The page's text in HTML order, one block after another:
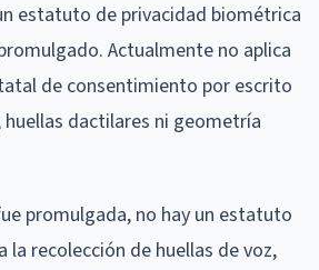
estatuto de privacidad biométrica
Actualmente no aplica
de consentimiento por escrito
huellas dactilares ni geometría
promulgada, no hay un estatuto
la recolección de huellas de voz,